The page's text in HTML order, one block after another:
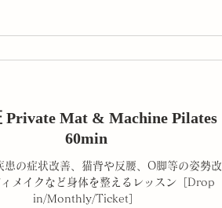
Private Mat & Machine Pilates
60min
患の症状改善、猫背や反腰、O脚等の姿勢改
メイクなど身体を整えるレッスン［Drop
in/Monthly/Ticket］